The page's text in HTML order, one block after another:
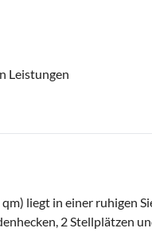
Leistungen
liegt in einer ruhigen
2 Stellplätzen